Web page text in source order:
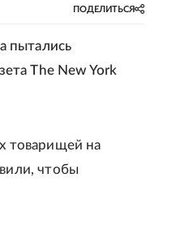
ПОДЕЛИТЬСЯ
пытались
The New York
товарищей на
чтобы